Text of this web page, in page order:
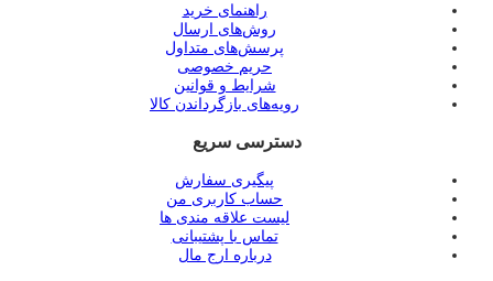
راهنمای خرید
روش‌های ارسال
پرسش‌های متداول
حریم خصوصی
شرایط و قوانین
رویه‌های بازگرداندن کالا
دسترسی سریع
پیگیری سفارش
حساب کاربری من
لیست علاقه مندی ها
تماس با پشتیبانی
درباره ارج مال